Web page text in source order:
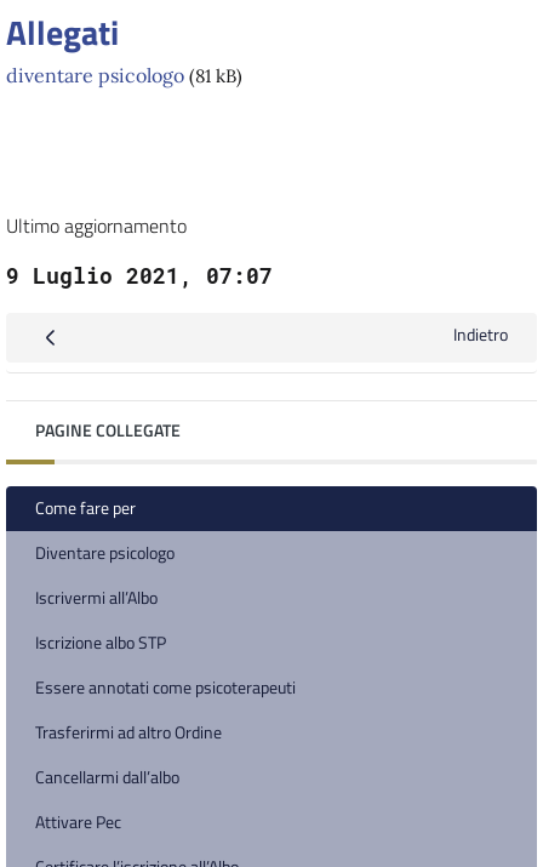
Indietro
PAGINE COLLEGATE
Come fare per
Diventare psicologo
Iscrivermi all’Albo
Iscrizione albo STP
Essere annotati come psicoterapeuti
Trasferirmi ad altro Ordine
Cancellarmi dall’albo
Attivare Pec
Allegati
diventare psicologo (81 kB)
Ultimo aggiornamento
9 Luglio 2021, 07:07